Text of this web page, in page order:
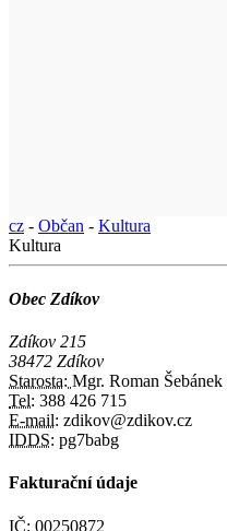
cz - Občan - Kultura
Kultura
Obec Zdíkov
Zdíkov 215
38472 Zdíkov
Starosta: Mgr. Roman Šebánek
Tel: 388 426 715
E-mail: zdikov@zdikov.cz
IDDS: pg7babg
Fakturační údaje
IČ: 00250872